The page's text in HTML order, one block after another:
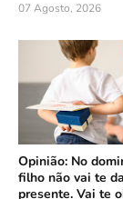
07 Agosto, 2026
Opinião: No
filho não vai te
presente. Vai te